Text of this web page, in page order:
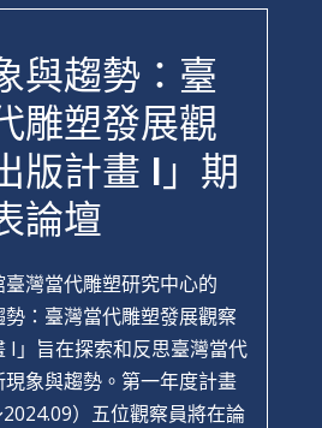
與趨勢：臺
雕塑發展觀
版計畫 I」期
論壇
灣當代雕塑研究中心的
勢：臺灣當代雕塑發展觀察
I」旨在探索和反思臺灣當代
象與趨勢。​第一年度計畫
）五位觀察員將在論